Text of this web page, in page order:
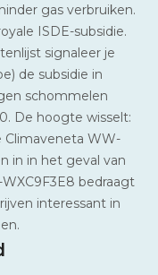
gas verbruiken.
ISDE-subsidie.
signaleer je
de subsidie in
schommelen
De hoogte wisselt:
Climaveneta WW-
in in het geval van
bedraagt
interessant in